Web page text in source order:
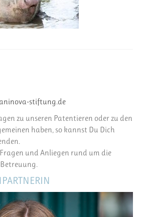
stiftung.de
zu unseren Patentieren oder zu den
haben, so kannst Du Dich
und Anliegen rund um die